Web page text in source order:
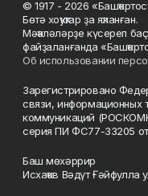
© 1917 - 2026
Бөтә хоҡуҡтар ҙа яҡланған.
Мәҡәләләрҙе күсереп
файҙаланғанда
Об использовании
Зарегистрировано
связи, информационных
коммуникаций
серия ПИ ФС77-33205 от
Баш мөхәррир
Исхаҡов Вәдүт Ғәйфулла